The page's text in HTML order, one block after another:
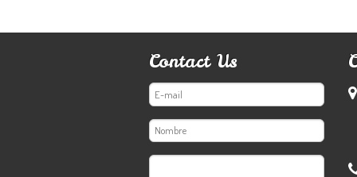
Contact Us